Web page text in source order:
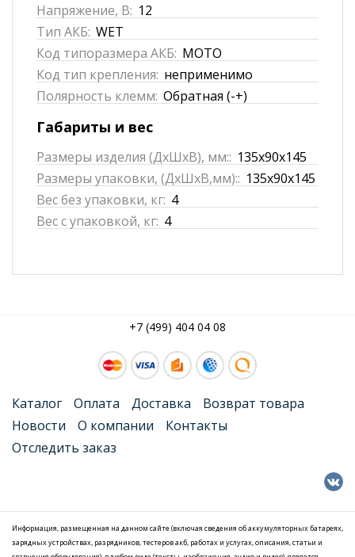
Напряжение, В: 12
Тип АКБ: WET
Код типоразмера АКБ: MOTO
Код тип крепления: неприменимо
Полярность клемм: Обратная (-+)
Габариты и вес
Размеры изделия (ДхШхВ), мм:: 135x90x145
Размеры упаковки, (ДхШхВ,мм):: 135x90x145
Вес без упаковки, кг: 4
Вес с упаковкой, кг: 4
+7 (499) 404 04 08
Каталог Оплата Доставка
Возврат товара
Новости
О компании
Контакты
Отследить заказ
Информация, размещенная на данном сайте (включая сведения об аккумуляторных батареях,
зарядных устройствах, разрядников, тестеров акб, работах и услугах, описания, статьи и